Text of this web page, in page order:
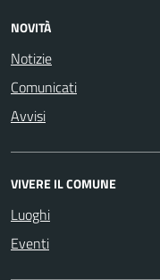
NOVITÀ
Notizie
Comunicati
Avvisi
VIVERE IL COMUNE
Luoghi
Eventi